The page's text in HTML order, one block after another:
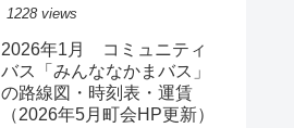
1228 views
2026年1月 コミュニティ
バス「みんななかまバス」
の路線図・時刻表・運賃
（2026年5月町会HP更新）